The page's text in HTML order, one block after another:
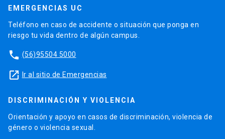
EMERGENCIAS UC
Teléfono en caso de accidente o situación que ponga en
riesgo tu vida dentro de algún campus.
phone (56)95504 5000
launch Ir al sitio de Emergencias
DISCRIMINACIÓN Y VIOLENCIA
Orientación y apoyo en casos de discriminación, violencia de
género o violencia sexual.